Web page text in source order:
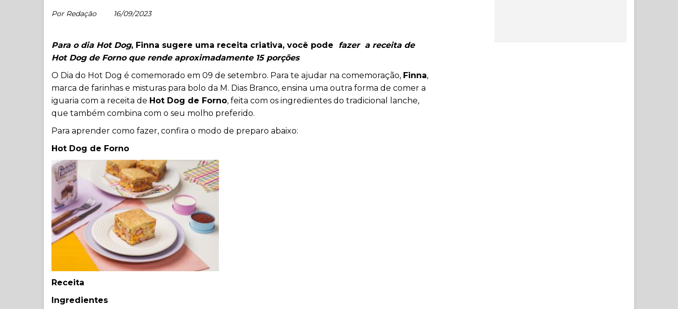
Por Redação 16/09/2023
Para o dia Hot Dog, Finna sugere uma receita criativa, você pode
fazer a receita de
Hot Dog de Forno que rende aproximadamente 15 porções
O Dia do Hot Dog é comemorado em 09 de setembro. Para te ajudar na comemoração, Finna,
marca de farinhas e misturas para bolo da M. Dias Branco, ensina uma outra forma de comer a
iguaria com a receita de Hot Dog de Forno, feita com os ingredientes do tradicional lanche,
que também combina com o seu molho preferido.
Para aprender como fazer, confira o modo de preparo abaixo:
Hot Dog de Forno
Receita
Ingredientes